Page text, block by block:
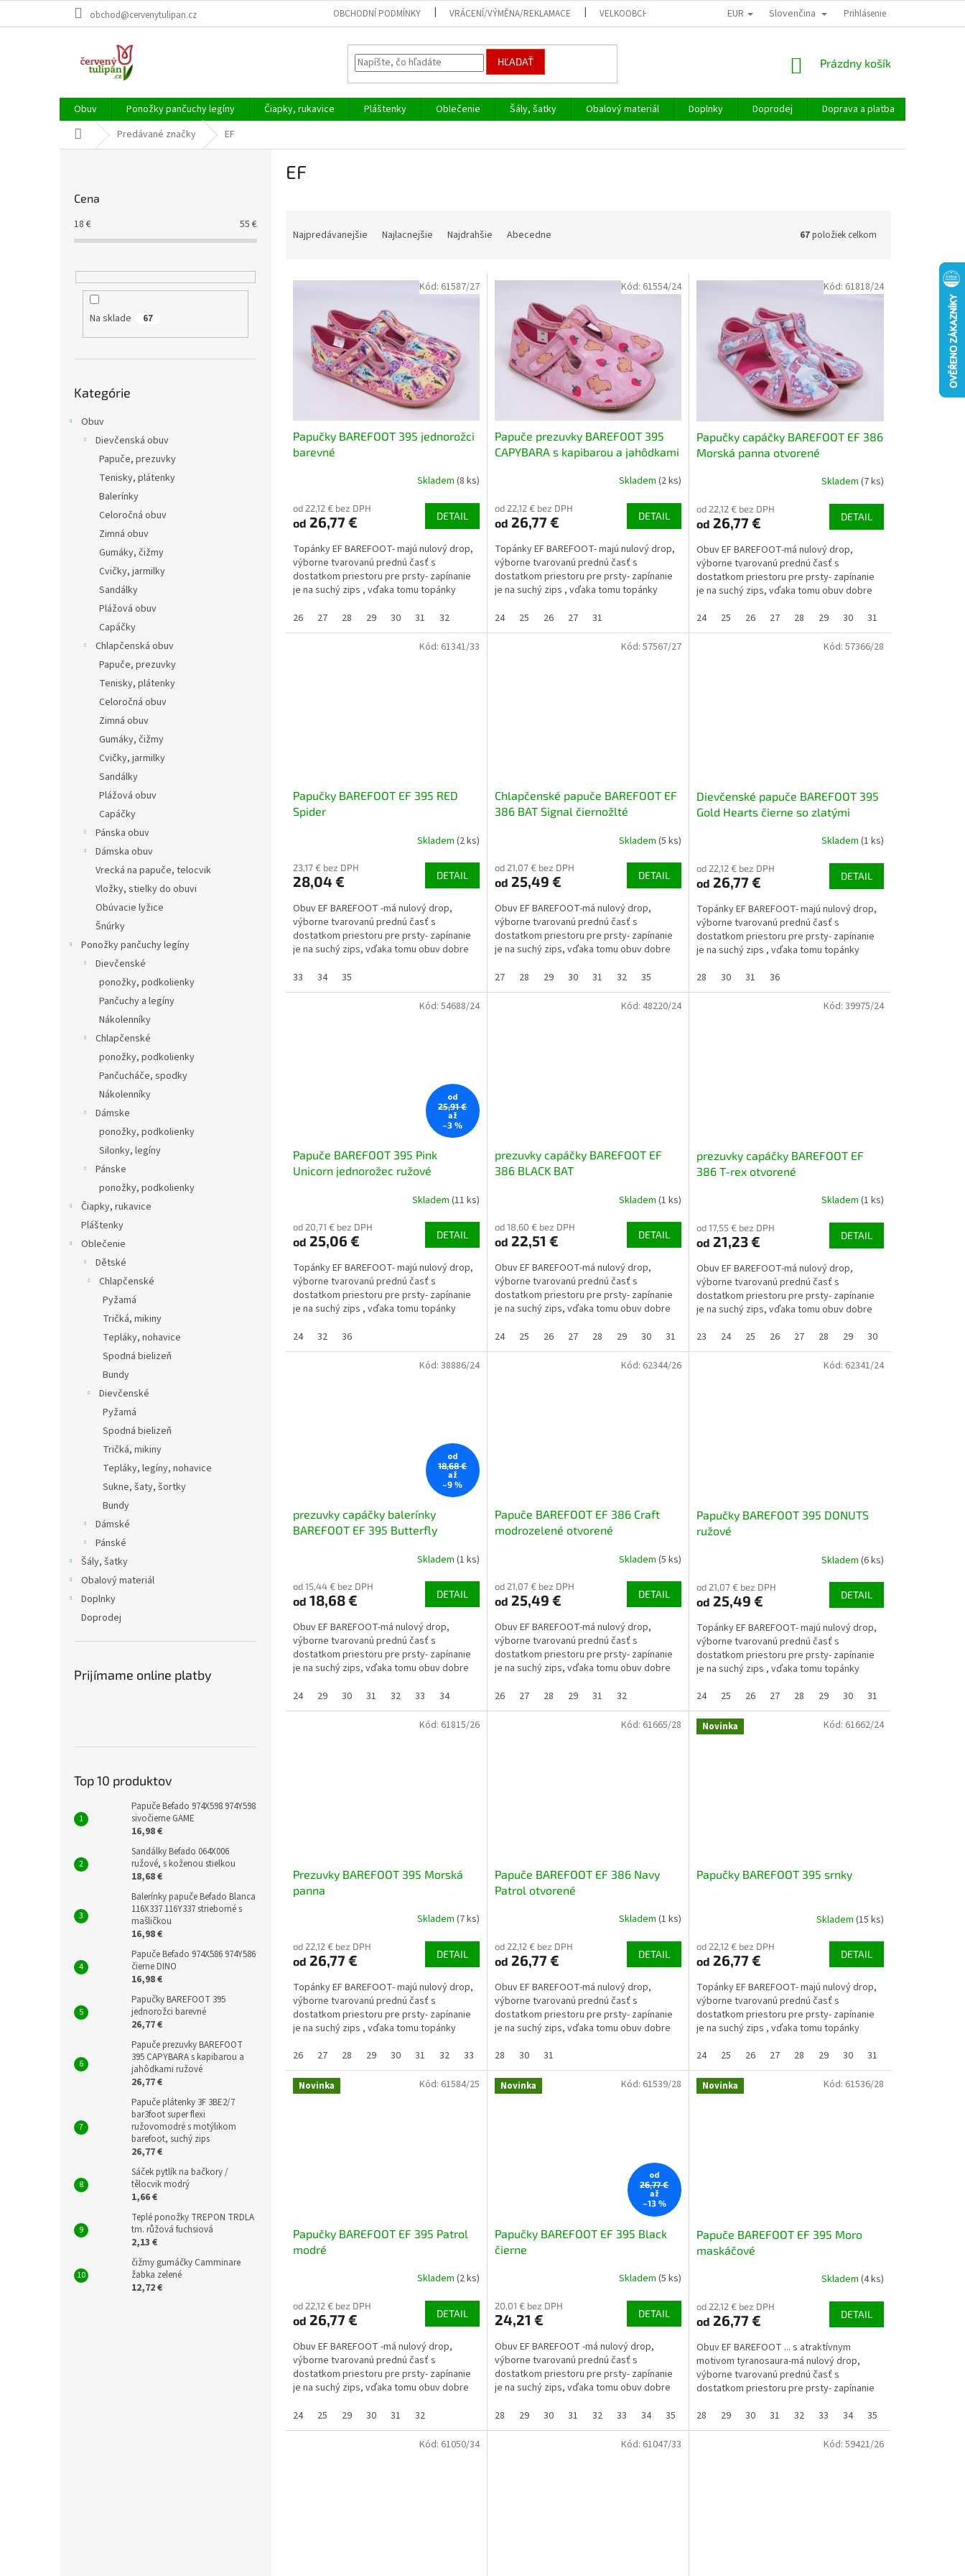
obchod@cervenytulipan.cz OBCHODNÍ PODMÍNKY VRÁCENÍ/VÝMĚNA/REKLAMACE VELKOOBCHOD EUR Slovenčina Prihlásenie
HĽADAŤ
NÁKUPNÝ
Prázdny košík
Obuv Ponožky pančuchy legíny Čiapky, rukavice Pláštenky Oblečenie Šály, šatky Obalový materiál Doplnky Doprodej Doprava a platba
DomovPredávané značky EF
Cena
18 € 55 €
Na sklade 67
kategórie
Kategórie
Obuv
Dievčenská obuv
Papuče, prezuvky
Tenisky, plátenky
Balerínky
Celoročná obuv
Zimná obuv
Gumáky, čižmy
Cvičky, jarmilky
Sandálky
Plážová obuv
Capáčky
Chlapčenská obuv
Papuče, prezuvky
Tenisky, plátenky
Celoročná obuv
Zimná obuv
Gumáky, čižmy
Cvičky, jarmilky
Sandálky
Plážová obuv
Capáčky
Pánska obuv
Dámska obuv
Vrecká na papuče, telocvik
Vložky, stielky do obuvi
Obúvacie lyžice
Šnúrky
Ponožky pančuchy legíny
Dievčenské
ponožky, podkolienky
Pančuchy a legíny
Nákolenníky
Chlapčenské
ponožky, podkolienky
Pančucháče, spodky
Nákolenníky
Dámske
ponožky, podkolienky
Silonky, legíny
Pánske
ponožky, podkolienky
Čiapky, rukavice
Pláštenky
Oblečenie
Dětské
Chlapčenské
Pyžamá
Tričká, mikiny
Tepláky, nohavice
Spodná bielizeň
Bundy
Dievčenské
Pyžamá
Spodná bielizeň
Tričká, mikiny
Tepláky, legíny, nohavice
Sukne, šaty, šortky
Bundy
Dámské
Pánské
Šály, šatky
Obalový materiál
Doplnky
Doprodej
Prijímame online platby
Top 10 produktov
Papuče Befado 974X598 974Y598
sivočierne GAME
16,98 €
Sandálky Befado 064X006
ružové, s koženou stielkou
18,68 €
Balerínky papuče Befado Blanca
116X337 116Y337 strieborné s
mašličkou
16,98 €
Papuče Befado 974X586 974Y586
čierne DINO
16,98 €
Papučky BAREFOOT 395
jednorožci barevné
26,77 €
Papuče prezuvky BAREFOOT
395 CAPYBARA s kapibarou a
jahôdkami ružové
26,77 €
Papuče plátenky 3F 3BE2/7
bar3foot super flexi
ružovomodré s motýlikom
barefoot, suchý zips
26,77 €
Sáček pytlík na bačkory /
tělocvik modrý
1,66 €
Teplé ponožky TREPON TRDLA
tm. růžová fuchsiová
2,13 €
čižmy gumáčky Camminare
žabka zelené
12,72 €
EF
n
Najpredávanejšie Najlacnejšie Najdrahšie Abecedne 67položiek celkom
V
Papučky BAREFOOT 395 jednorožci
barevné
Skladem (8 ks)
od 22,12 € bez DPH
od 26,77 € DETAIL
Topánky EF BAREFOOT- majú nulový drop,
výborne tvarovanú prednú časť s
dostatkom priestoru pre prsty- zapínanie
je na suchý zips , vďaka tomu topánky
26
27 28 29 30 31 32
Kód: 61587/27
Papuče prezuvky BAREFOOT 395
CAPYBARA s kapibarou a jahôdkami
Skladem (2 ks)
od 22,12 € bez DPH
od 26,77 € DETAIL
Topánky EF BAREFOOT- majú nulový drop,
výborne tvarovanú prednú časť s
dostatkom priestoru pre prsty- zapínanie
je na suchý zips , vďaka tomu topánky
24
25 26 27 31
Kód: 61554/24
Papučky capáčky BAREFOOT EF 386
Morská panna otvorené
Skladem (7 ks)
od 22,12 € bez DPH
od 26,77 € DETAIL
Obuv EF BAREFOOT-má nulový drop,
výborne tvarovanú prednú časť s
dostatkom priestoru pre prsty- zapínanie
je na suchý zips, vďaka tomu obuv dobre
24
25 26 27 28 29 30 31
Kód: 61818/24
Papučky BAREFOOT EF 395 RED
Spider
Skladem (2 ks)
23,17 € bez DPH
28,04 € DETAIL
Obuv EF BAREFOOT -má nulový drop,
výborne tvarovanú prednú časť s
dostatkom priestoru pre prsty- zapínanie
je na suchý zips, vďaka tomu obuv dobre
33
34 35
Kód: 61341/33
Chlapčenské papuče BAREFOOT EF
386 BAT Signal čiernožlté
Skladem (5 ks)
od 21,07 € bez DPH
od 25,49 € DETAIL
Obuv EF BAREFOOT-má nulový drop,
výborne tvarovanú prednú časť s
dostatkom priestoru pre prsty- zapínanie
je na suchý zips, vďaka tomu obuv dobre
27
28 29 30 31 32 35
Kód: 57567/27
Dievčenské papuče BAREFOOT 395
Gold Hearts čierne so zlatými
Skladem (1 ks)
od 22,12 € bez DPH
od 26,77 € DETAIL
Topánky EF BAREFOOT- majú nulový drop,
výborne tvarovanú prednú časť s
dostatkom priestoru pre prsty- zapínanie
je na suchý zips , vďaka tomu topánky
28
30 31 36
Kód: 57366/28
od
25,91 €
až
–3 %
Papuče BAREFOOT 395 Pink
Unicorn jednorožec ružové
Skladem (11 ks)
od 20,71 € bez DPH
od 25,06 € DETAIL
Topánky EF BAREFOOT- majú nulový drop,
výborne tvarovanú prednú časť s
dostatkom priestoru pre prsty- zapínanie
je na suchý zips , vďaka tomu topánky
24
32 36
Kód: 54688/24
prezuvky capáčky BAREFOOT EF
386 BLACK BAT
Skladem (1 ks)
od 18,60 € bez DPH
od 22,51 € DETAIL
Obuv EF BAREFOOT-má nulový drop,
výborne tvarovanú prednú časť s
dostatkom priestoru pre prsty- zapínanie
je na suchý zips, vďaka tomu obuv dobre
24
25 26 27 28 29 30 31 32 33
Kód: 48220/24
prezuvky capáčky BAREFOOT EF
386 T-rex otvorené
Skladem (1 ks)
od 17,55 € bez DPH
od 21,23 € DETAIL
Obuv EF BAREFOOT-má nulový drop,
výborne tvarovanú prednú časť s
dostatkom priestoru pre prsty- zapínanie
je na suchý zips, vďaka tomu obuv dobre
23
24 25 26 27 28 29 30
Kód: 39975/24
od
18,68 €
až
–9 %
prezuvky capáčky balerínky
BAREFOOT EF 395 Butterfly
Skladem (1 ks)
od 15,44 € bez DPH
od 18,68 € DETAIL
Obuv EF BAREFOOT-má nulový drop,
výborne tvarovanú prednú časť s
dostatkom priestoru pre prsty- zapínanie
je na suchý zips, vďaka tomu obuv dobre
24
29 30 31 32 33 34
Kód: 38886/24
Papuče BAREFOOT EF 386 Craft
modrozelené otvorené
Skladem (5 ks)
od 21,07 € bez DPH
od 25,49 € DETAIL
Obuv EF BAREFOOT-má nulový drop,
výborne tvarovanú prednú časť s
dostatkom priestoru pre prsty- zapínanie
je na suchý zips, vďaka tomu obuv dobre
26
27 28 29 31 32
Kód: 62344/26
Papučky BAREFOOT 395 DONUTS
ružové
Skladem (6 ks)
od 21,07 € bez DPH
od 25,49 € DETAIL
Topánky EF BAREFOOT- majú nulový drop,
výborne tvarovanú prednú časť s
dostatkom priestoru pre prsty- zapínanie
je na suchý zips , vďaka tomu topánky
24
25 26 27 28 29 30 31
Kód: 62341/24
Prezuvky BAREFOOT 395 Morská
panna
Skladem (7 ks)
od 22,12 € bez DPH
od 26,77 € DETAIL
Topánky EF BAREFOOT- majú nulový drop,
výborne tvarovanú prednú časť s
dostatkom priestoru pre prsty- zapínanie
je na suchý zips , vďaka tomu topánky
26
27 28 29 30 31 32 33 34 35
Kód: 61815/26
Papuče BAREFOOT EF 386 Navy
Patrol otvorené
Skladem (1 ks)
od 22,12 € bez DPH
od 26,77 € DETAIL
Obuv EF BAREFOOT-má nulový drop,
výborne tvarovanú prednú časť s
dostatkom priestoru pre prsty- zapínanie
je na suchý zips, vďaka tomu obuv dobre
28
30 31
Kód: 61665/28 Novinka
Papučky BAREFOOT 395 srnky
Skladem (15 ks)
od 22,12 € bez DPH
od 26,77 € DETAIL
Topánky EF BAREFOOT- majú nulový drop,
výborne tvarovanú prednú časť s
dostatkom priestoru pre prsty- zapínanie
je na suchý zips , vďaka tomu topánky
24
25 26 27 28 29 30 31
Kód: 61662/24
Novinka
Papučky BAREFOOT EF 395 Patrol
modré
Skladem (2 ks)
od 22,12 € bez DPH
od 26,77 € DETAIL
Obuv EF BAREFOOT -má nulový drop,
výborne tvarovanú prednú časť s
dostatkom priestoru pre prsty- zapínanie
je na suchý zips, vďaka tomu obuv dobre
24
25 29 30 31 32
Kód: 61584/25 Novinka
od
26,77 €
až
–13 %
Papučky BAREFOOT EF 395 Black
čierne
Skladem (5 ks)
20,01 € bez DPH
24,21 € DETAIL
Obuv EF BAREFOOT -má nulový drop,
výborne tvarovanú prednú časť s
dostatkom priestoru pre prsty- zapínanie
je na suchý zips, vďaka tomu obuv dobre
28
29 30 31 32 33 34 35
Kód: 61539/28 Novinka
Papuče BAREFOOT EF 395 Moro
maskáčové
Skladem (4 ks)
od 22,12 € bez DPH
od 26,77 € DETAIL
Obuv EF BAREFOOT ... s atraktívnym
motivom tyranosaura-má nulový drop,
výborne tvarovanú prednú časť s
dostatkom priestoru pre prsty- zapínanie
28
29 30 31 32 33 34 35
Kód: 61536/28
Kód: 61050/34 Kód: 61047/33 Kód: 59421/26